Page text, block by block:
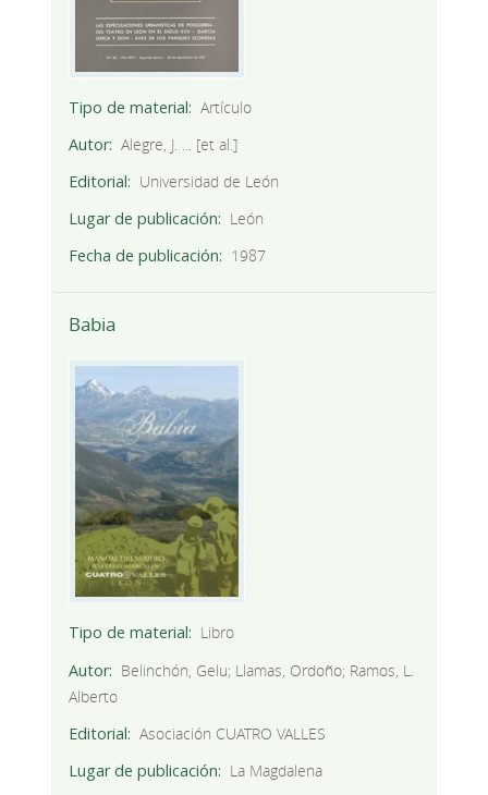
Tipo de material
Artículo
Autor
Alegre, J. ... [et al.]
Editorial
Universidad de León
Lugar de publicación
León
Fecha de publicación
1987
Babia
Tipo de material
Libro
Autor
Belinchón, Gelu; Llamas, Ordoño; Ramos, L.
Alberto
Editorial
Asociación CUATRO VALLES
Lugar de publicación
La Magdalena